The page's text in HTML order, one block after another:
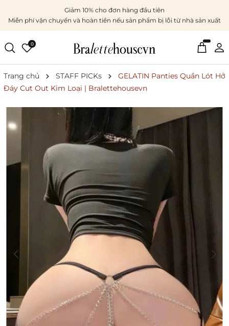
Giảm 10% cho đơn hàng đầu tiên
Miễn phí vận chuyển và hoàn tiền nếu sản phẩm bị lỗi từ nhà sản xuất
0
Trang chủ STAFF PICKs
GELATIN Panties Quần Lót Hở
Đáy Cut Out Kim Loại | Bralettehousevn